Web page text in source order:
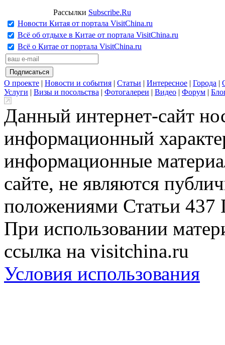
Рассылки Subscribe.Ru
Новости Китая от портала VisitChina.ru
Всё об отдыхе в Китае от портала VisitChina.ru
Всё о Китае от портала VisitChina.ru
О проекте | Новости и события | Статьи | Интересное | Города |
Услуги | Визы и посольства | Фотогалереи | Видео | Форум |
Данный интернет-сайт
информационный
информационные
сайте, не являются
положениями Статьи 437
При использовании
ссылка на visitchina.ru
Условия использования